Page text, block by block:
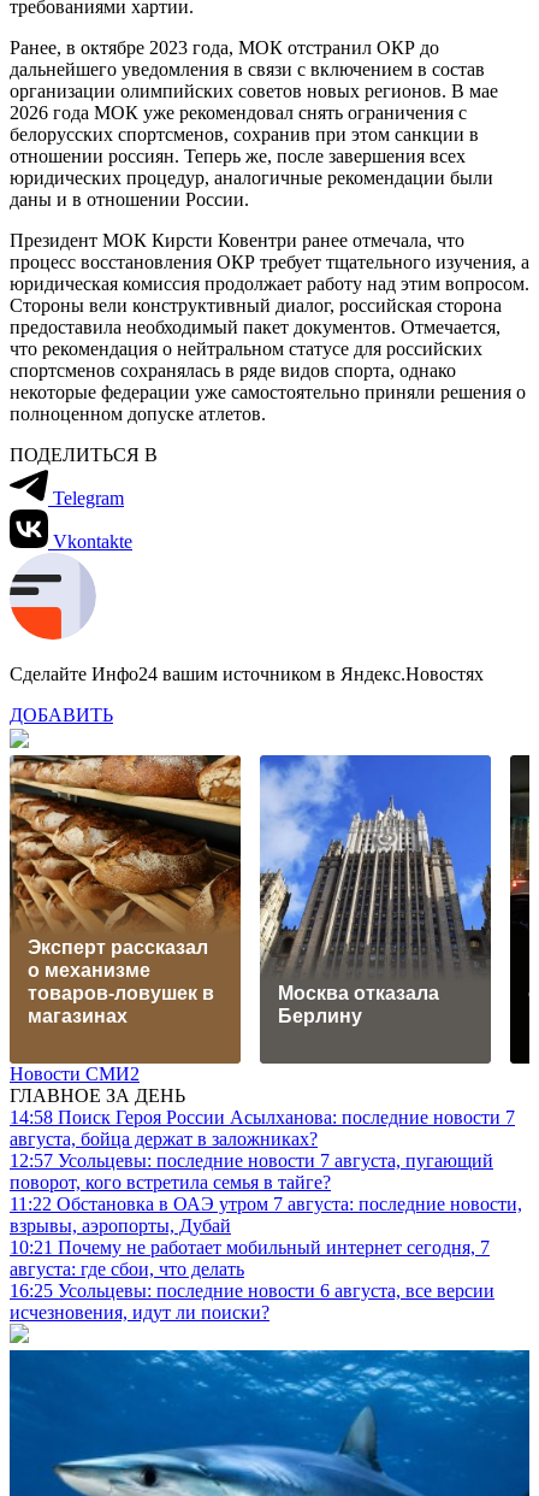
требованиями хартии.
Ранее, в октябре 2023 года, МОК отстранил ОКР до
дальнейшего уведомления в связи с включением в состав
организации олимпийских советов новых регионов. В мае
2026 года МОК уже рекомендовал снять ограничения с
белорусских спортсменов, сохранив при этом санкции в
отношении россиян. Теперь же, после завершения всех
юридических процедур, аналогичные рекомендации были
даны и в отношении России.
Президент МОК Кирсти Ковентри ранее отмечала, что
процесс восстановления ОКР требует тщательного изучения, а
юридическая комиссия продолжает работу над этим вопросом.
Стороны вели конструктивный диалог, российская сторона
предоставила необходимый пакет документов. Отмечается,
что рекомендация о нейтральном статусе для российских
спортсменов сохранялась в ряде видов спорта, однако
некоторые федерации уже самостоятельно приняли решения о
полноценном допуске атлетов.
ПОДЕЛИТЬСЯ В
Telegram
Vkontakte
Сделайте Инфо24 вашим источником в Яндекс.Новостях
ДОБАВИТЬ
Эксперт рассказал
о механизме
товаров-ловушек в
магазинах
Москва отказала
Берлину
Новости СМИ2
ГЛАВНОЕ ЗА ДЕНЬ
14:58 Поиск Героя России Асылханова: последние новости 7
августа, бойца держат в заложниках?
12:57 Усольцевы: последние новости 7 августа, пугающий
поворот, кого встретила семья в тайге?
11:22 Обстановка в ОАЭ утром 7 августа: последние новости,
взрывы, аэропорты, Дубай
10:21 Почему не работает мобильный интернет сегодня, 7
августа: где сбои, что делать
16:25 Усольцевы: последние новости 6 августа, все версии
исчезновения, идут ли поиски?